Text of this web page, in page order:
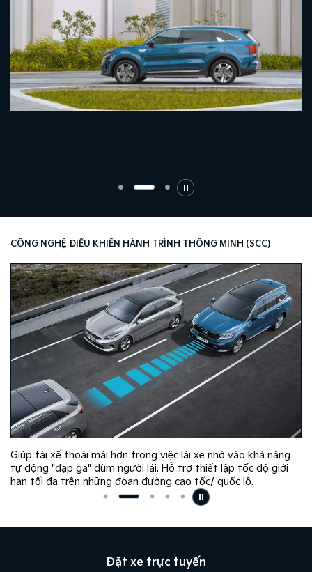
CÔNG NGHỆ ĐIỀU KHIỂN HÀNH TRÌNH THÔNG MINH (SCC)
Giúp tài xế thoải mái hơn trong việc lái xe nhờ vào khả năng
tự động "đạp ga" dùm người lái. Hỗ trợ thiết lập tốc độ giới
hạn tối đa trên những đoạn đường cao tốc/ quốc lộ.
Đặt xe trực tuyến